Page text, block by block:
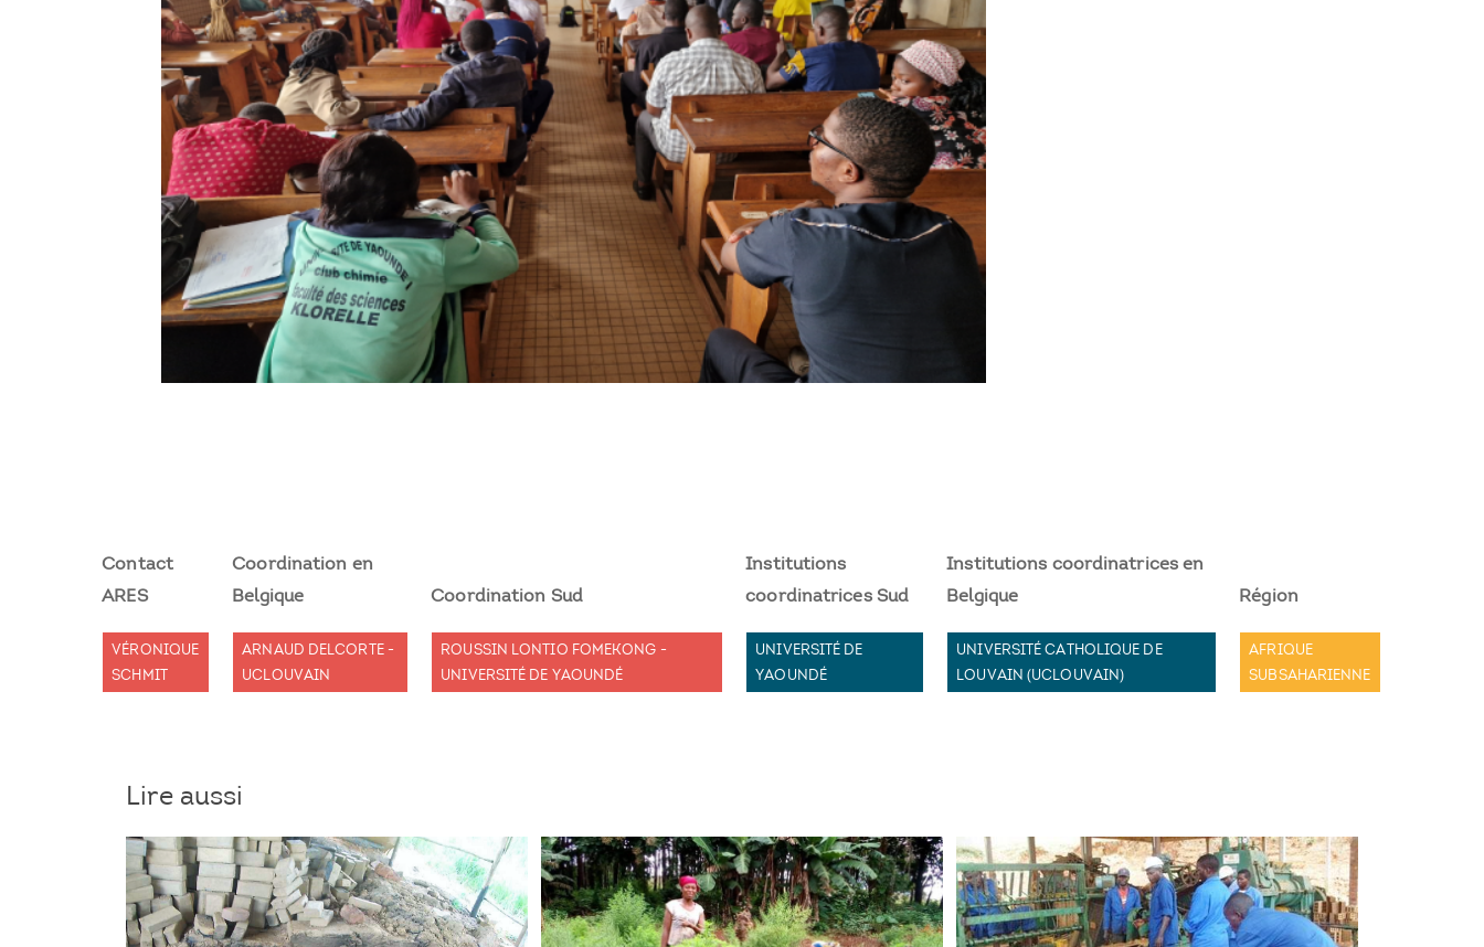
Contact
ARES
Coordination en
Belgique
Coordination Sud
Institutions
coordinatrices Sud
Institutions coordinatrices en
Belgique
Région
VÉRONIQUE
SCHMIT
ARNAUD DELCORTE -
UCLOUVAIN
ROUSSIN LONTIO FOMEKONG -
UNIVERSITÉ DE YAOUNDÉ
UNIVERSITÉ DE
YAOUNDÉ
UNIVERSITÉ CATHOLIQUE DE
LOUVAIN (UCLOUVAIN)
AFRIQUE
SUBSAHARIENNE
Lire aussi